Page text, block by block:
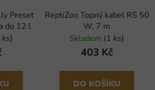
Preset
do 12 l
ReptiZoo Topný kabel RS 50
W, 7 m
Skladem (1 ks)
403 Kč
DO KOŠÍKU